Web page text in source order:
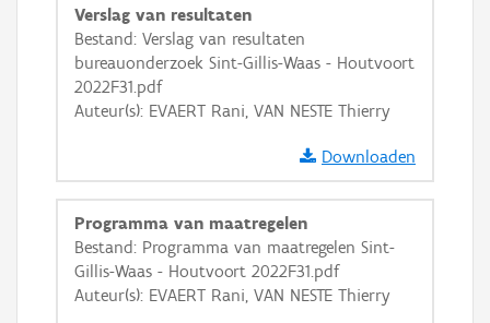
+ −
Basis Lagen
OSM-Basiskaart
Verslag van resultaten
Bestand: Verslag van resultaten
bureauonderzoek Sint-Gillis-Waas - Houtvoort
2022F31.pdf
Auteur(s): EVAERT Rani, VAN NESTE Thierry
Downloaden
Programma van maatregelen
Bestand: Programma van maatregelen Sint-
Gillis-Waas - Houtvoort 2022F31.pdf
Auteur(s): EVAERT Rani, VAN NESTE Thierry